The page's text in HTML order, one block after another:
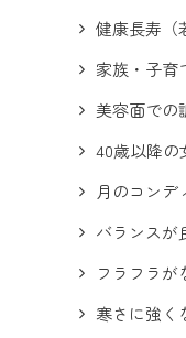
健康長寿（
家族・子育
美容面での
40歳以降の
月のコンデ
バランスが
フラフラが
寒さに強く